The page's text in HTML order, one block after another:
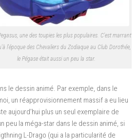
une des toupies les plus populaires. C'est marrant
l'époque des Chevaliers du Zodiaque au Club Dorothée,
le Pégase était aussi un peu la star.
le dessin animé. Par exemple, dans le
un réapprovisionnement massif a eu lieu
aujourd’hui plus un seul exemplaire de
peu la méga-star dans le dessin animé, si
L-Drago (qui a la particularité de